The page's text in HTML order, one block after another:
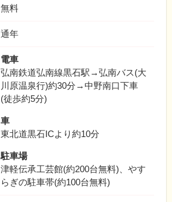
無料
通年
電車
弘南鉄道弘南線黒石駅→弘南バス(大
川原温泉行)約30分→中野南口下車
(徒歩約5分)
車
東北道黒石ICより約10分
駐車場
津軽伝承工芸館(約200台無料)、やす
らぎの駐車帯(約100台無料)